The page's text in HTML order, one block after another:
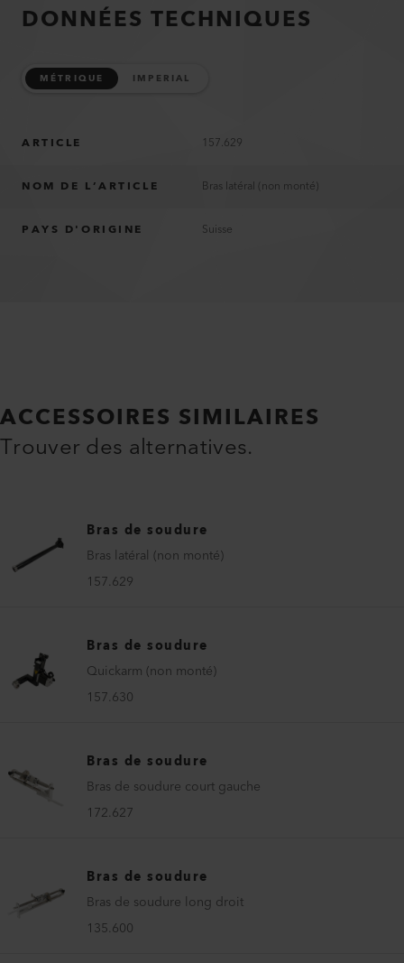
DONNÉES TECHNIQUES
MÉTRIQUE IMPERIAL
ARTICLE 157.629
NOM DE L’ARTICLE Bras latéral (non monté)
PAYS D'ORIGINE Suisse
ACCESSOIRES SIMILAIRES
Trouver des alternatives.
Bras de soudure
Bras latéral (non monté)
157.629
Bras de soudure
Quickarm (non monté)
157.630
Bras de soudure
Bras de soudure court gauche
172.627
Bras de soudure
Bras de soudure long droit
135.600